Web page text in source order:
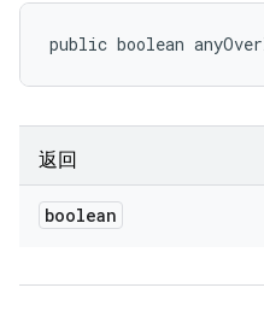
public boolean
返回
boolean